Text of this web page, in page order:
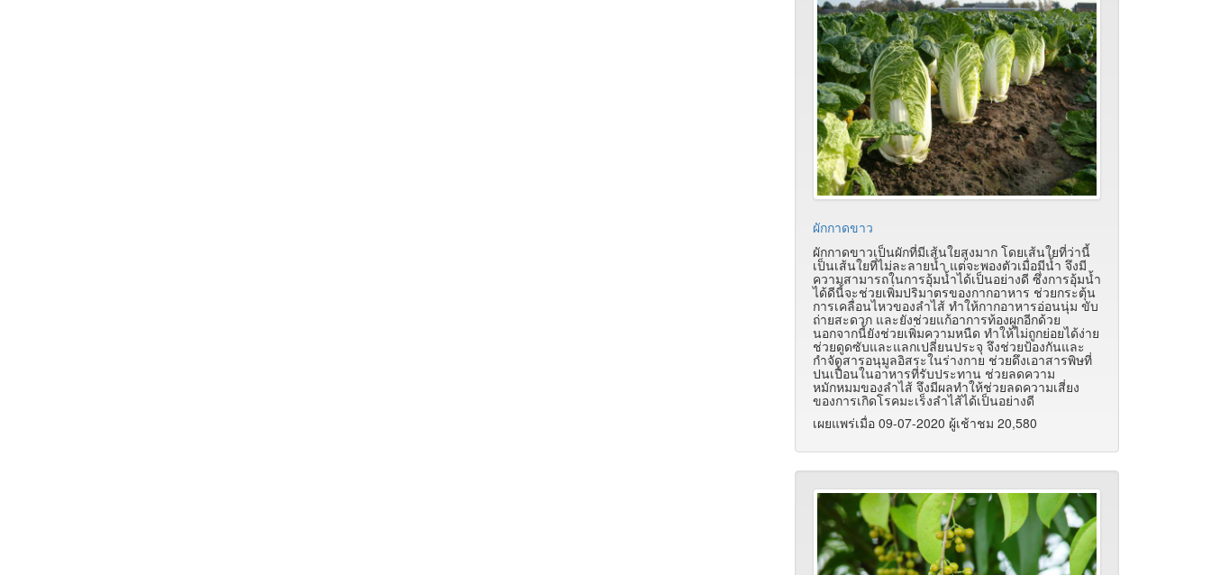
ผักกาดขาว
ผักกาดขาวเป็นผักที่มีเส้นใยสูงมาก โดยเส้นใยที่ว่านี้
เป็นเส้นใยที่ไม่ละลายน้ำ แต่จะพองตัวเมื่อมีน้ำ จึงมี
ความสามารถในการอุ้มน้ำได้เป็นอย่างดี ซึ่งการอุ้มน้ำ
ได้ดีนี้จะช่วยเพิ่มปริมาตรของกากอาหาร ช่วยกระตุ้น
การเคลื่อนไหวของลำไส้ ทำให้กากอาหารอ่อนนุ่ม ขับ
ถ่ายสะดวก และยังช่วยแก้อาการท้องผูกอีกด้วย
นอกจากนี้ยังช่วยเพิ่มความหนืด ทำให้ไม่ถูกย่อยได้ง่าย
ช่วยดูดซับและแลกเปลี่ยนประจุ จึงช่วยป้องกันและ
กำจัดสารอนุมูลอิสระในร่างกาย ช่วยดึงเอาสารพิษที่
ปนเปื้อนในอาหารที่รับประทาน ช่วยลดความ
หมักหมมของลำไส้ จึงมีผลทำให้ช่วยลดความเสี่ยง
ของการเกิดโรคมะเร็งลำไส้ได้เป็นอย่างดี
เผยแพร่เมื่อ 09-07-2020 ผู้เช้าชม 20,580